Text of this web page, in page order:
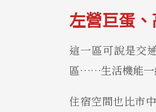
左營巨蛋
這一區可說是交
區……生活機能一
住宿空間也比市